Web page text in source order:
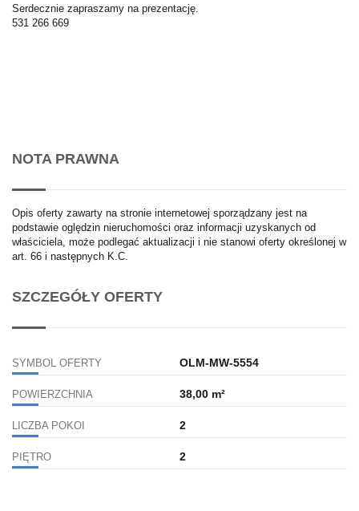
Serdecznie zapraszamy na prezentację.
531 266 669
NOTA PRAWNA
Opis oferty zawarty na stronie internetowej sporządzany jest na
podstawie oględzin nieruchomości oraz informacji uzyskanych od
właściciela, może podlegać aktualizacji i nie stanowi oferty określonej w
art. 66 i następnych K.C.
SZCZEGÓŁY OFERTY
SYMBOL OFERTY OLM-MW-5554
POWIERZCHNIA 38,00 m²
LICZBA POKOI 2
PIĘTRO 2